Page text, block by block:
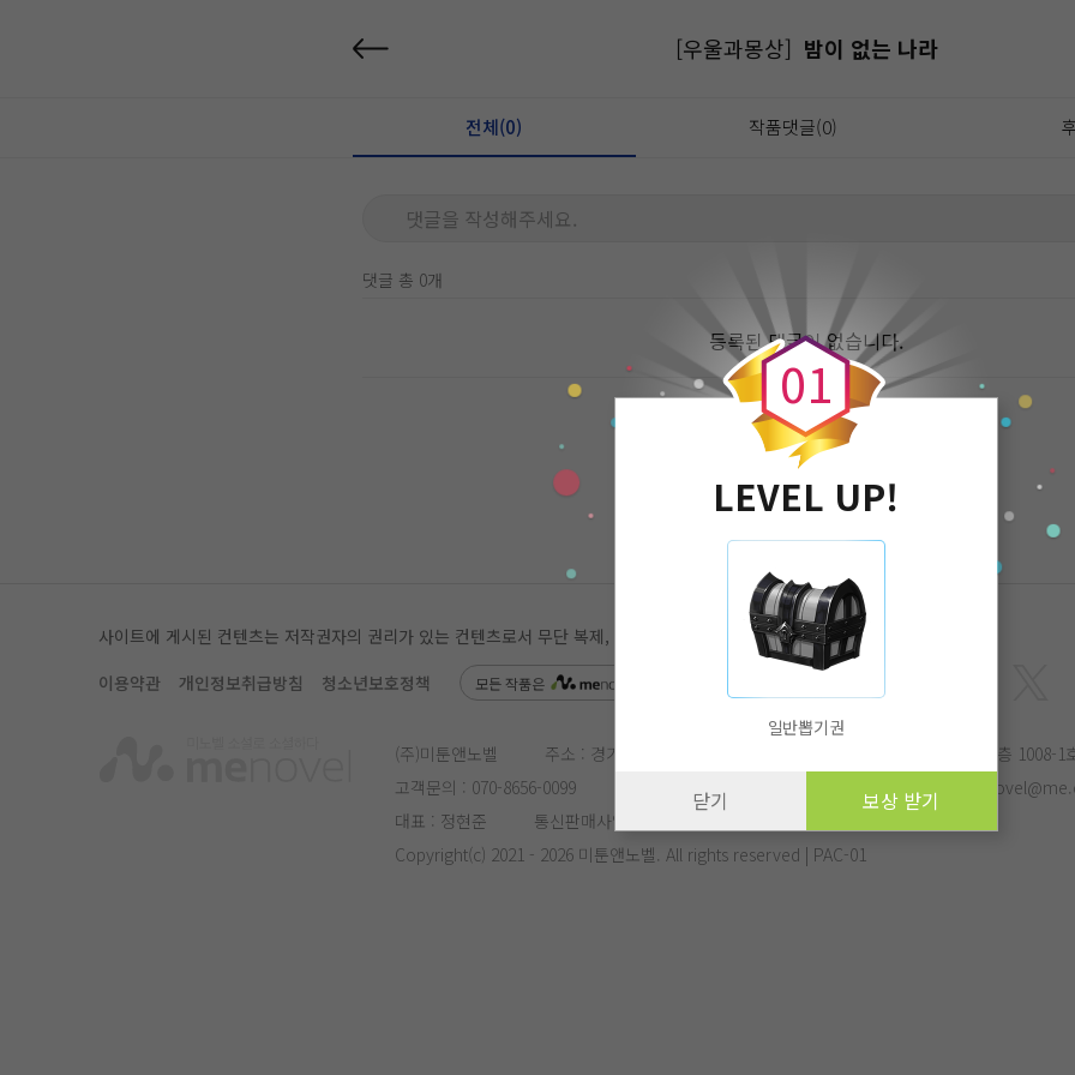
[우울과몽상] 밤이 없는 나라
전체(0) 작품댓글(0)
댓글을 작성해주세요.
댓글 총 0개
등록된 댓글이 없습니다.
0
0
1
LEVEL UP!
일반뽑기권
닫기 보상 받기
사이트에 게시된 컨텐츠는 저작권자의 권리가 있는 컨텐츠로서 무단 복제, 전송, 수정, 배포는 법적 처벌을 받을 수 있습니다.
이용약관
개인정보취급방침 청소년보호정책 모든 작품은
(주)미툰앤노벨 주소 : 경기도 성남시 분당구 삼평동 682번지 유스페이스2 B동 10층 1008-1
고객문의 : 070-8656-0099 menovel@me.co.kr 작가문의 :
대표 : 정현준
통신판매사업자번호 : 제 2017-성남분당-1125호
Copyright(c) 2021 - 2026 미툰앤노벨. All rights reserved | PAC-01